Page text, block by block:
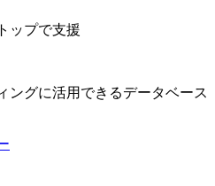
ップで支援
ングに活用できるデータベース